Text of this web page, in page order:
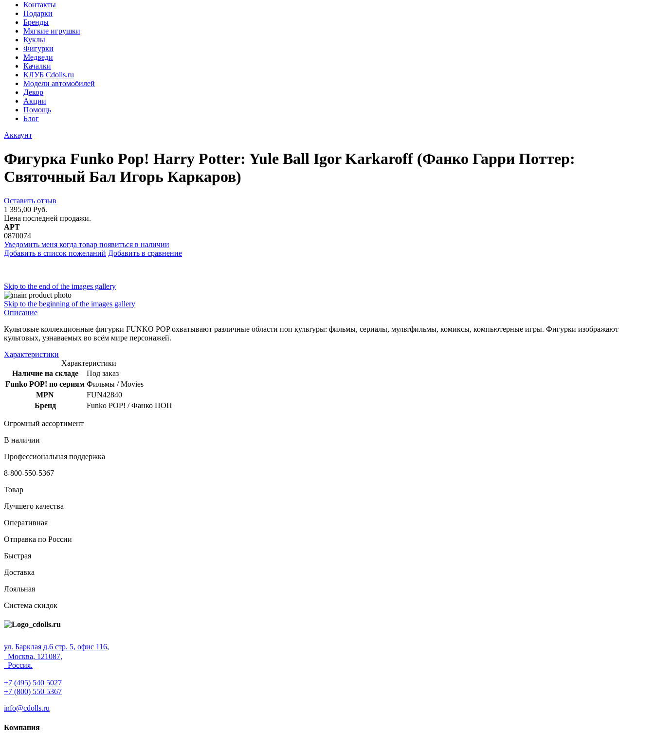
Контакты
Подарки
Бренды
Мягкие игрушки
Куклы
Фигурки
Медведи
Качалки
КЛУБ Cdolls.ru
Модели автомобилей
Декор
Акции
Помощь
Блог
Аккаунт
Фигурка Funko Pop! Harry Potter: Yule Ball Igor Karkaroff (Фанко Гарри Поттер:
Святочный Бал Игорь Каркаров)
Оставить отзыв
1 395,00 Руб.
Цена последней продажи.
АРТ
0870074
Уведомить меня когда товар появиться в наличии
Добавить в список пожеланий Добавить в сравнение
Skip to the end of the images gallery
Skip to the beginning of the images gallery
Описание
Культовые коллекционные фигурки FUNKO POP охватывают различные области поп культуры: фильмы, сериалы, мультфильмы, комиксы, компьютерные игры. Фигурки изображают
культовых, узнаваемых во всём мире персонажей.
Характеристики
Характеристики
Наличие на складе
Под заказ
Funko POP! по сериям Фильмы / Movies
MPN
FUN42840
Бренд
Funko POP! / Фанко ПОП
Огромный ассортимент
В наличии
Профессиональная поддержка
8-800-550-5367
Товар
Лучшего качества
Оперативная
Отправка по России
Быстрая
Доставка
Лояльная
Система скидок
ул. Барклая д.6 стр. 5, офис 116,
Москва, 121087,
Россия.
+7 (495) 540 5027
+7 (800) 550 5367
info@cdolls.ru
Компания